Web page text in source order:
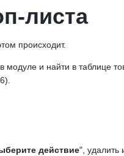
листа
происходит.
модуле и найти в таблице
действие", удалить